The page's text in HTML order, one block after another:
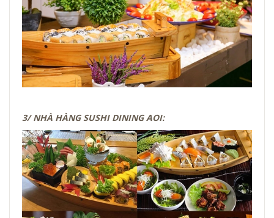
3/ NHÀ HÀNG SUSHI DINING AOI: